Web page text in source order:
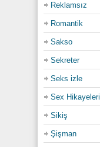
Reklamsız
Romantik
Sakso
Sekreter
Seks izle
Sex Hikayeleri
Sikiş
Şişman